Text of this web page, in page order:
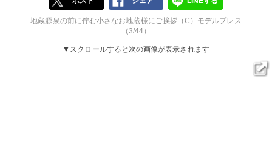
地蔵源泉の前に佇む小さなお地蔵様にご挨拶（C）モデルプレス
（3/44）
▼スクロールすると次の画像が表示されます